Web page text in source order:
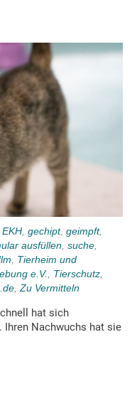
EKH gechipt, geimpft,
ausfüllen suche
Tierheim und
e.V.
Tierschutz
Zu Vermitteln
hat sich
Nachwuchs hat sie